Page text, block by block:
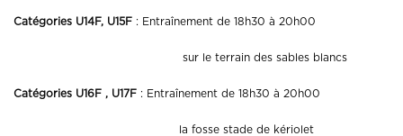
Catégories U14F, U15F : Entraînement de 18h30 à 20h00
sur le terrain des sables blancs
Catégories U16F , U17F : Entraînement de 18h30 à 20h00
la fosse stade de kériolet